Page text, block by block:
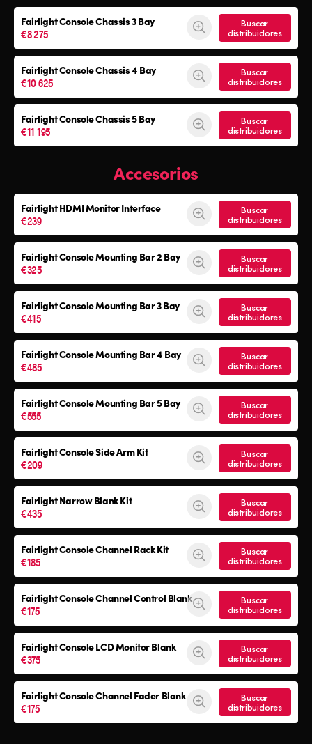
Fairlight ConsoleChassis 3 Bay
€8 275
Buscar
distribuidores
Fairlight ConsoleChassis 4 Bay
€10 625
Buscar
distribuidores
Fairlight ConsoleChassis 5 Bay
€11 195
Buscar
distribuidores
Accesorios
Fairlight HDMI Monitor Interface
€239
Buscar
distribuidores
Fairlight Console Mounting Bar 2 Bay
€325
Buscar
distribuidores
Fairlight Console Mounting Bar 3 Bay
€415
Buscar
distribuidores
Fairlight Console Mounting Bar 4 Bay
€485
Buscar
distribuidores
Fairlight Console Mounting Bar 5 Bay
€555
Buscar
distribuidores
Fairlight ConsoleSide Arm Kit
€209
Buscar
distribuidores
Fairlight Narrow Blank Kit
€435
Buscar
distribuidores
Fairlight ConsoleChannel Rack Kit
€185
Buscar
distribuidores
Fairlight ConsoleChannel Control Blank
€175
Buscar
distribuidores
Fairlight ConsoleLCD Monitor Blank
€375
Buscar
distribuidores
Fairlight ConsoleChannel Fader Blank
€175
Buscar
distribuidores